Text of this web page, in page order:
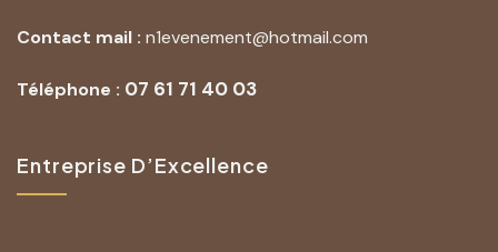
Contact mail : n1evenement@hotmail.com
Téléphone : 07 61 71 40 03
Entreprise D’Excellence